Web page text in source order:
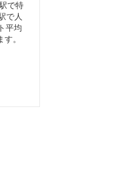
で特
で人
平均
。